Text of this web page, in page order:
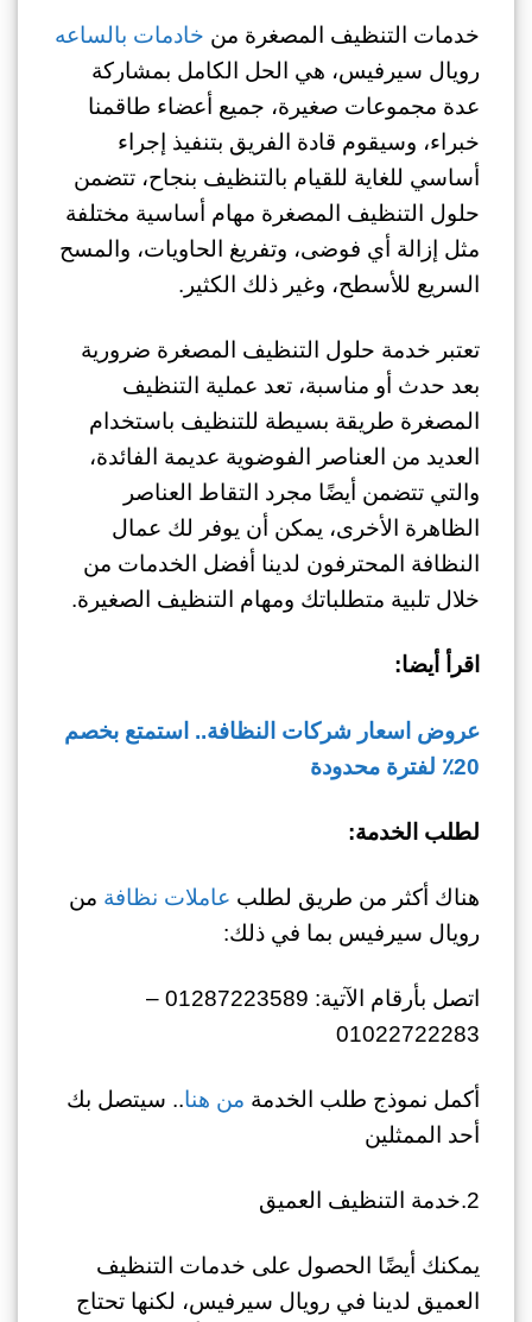
خدمات التنظيف المصغرة من خادمات بالساعه
رويال سيرفيس، هي الحل الكامل بمشاركة
عدة مجموعات صغيرة، جميع أعضاء طاقمنا
خبراء، وسيقوم قادة الفريق بتنفيذ إجراء
أساسي للغاية للقيام بالتنظيف بنجاح، تتضمن
حلول التنظيف المصغرة مهام أساسية مختلفة
مثل إزالة أي فوضى، وتفريغ الحاويات، والمسح
السريع للأسطح، وغير ذلك الكثير.
تعتبر خدمة حلول التنظيف المصغرة ضرورية
بعد حدث أو مناسبة، تعد عملية التنظيف
المصغرة طريقة بسيطة للتنظيف باستخدام
العديد من العناصر الفوضوية عديمة الفائدة،
والتي تتضمن أيضًا مجرد التقاط العناصر
الظاهرة الأخرى، يمكن أن يوفر لك عمال
النظافة المحترفون لدينا أفضل الخدمات من
خلال تلبية متطلباتك ومهام التنظيف الصغيرة.
اقرأ أيضا:
عروض اسعار شركات النظافة.. استمتع بخصم
20٪ لفترة محدودة
لطلب الخدمة:
هناك أكثر من طريق لطلب عاملات نظافة من
رويال سيرفيس بما في ذلك:
اتصل بأرقام الآتية: 01287223589 –
01022722283
أكمل نموذج طلب الخدمة من هنا.. سيتصل بك
أحد الممثلين
2.خدمة التنظيف العميق
يمكنك أيضًا الحصول على خدمات التنظيف
العميق لدينا في رويال سيرفيس، لكنها تحتاج